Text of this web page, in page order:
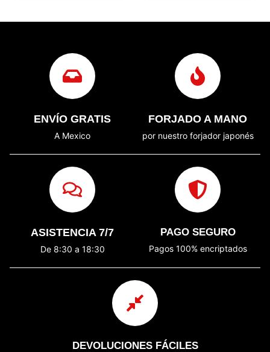
ENVÍO GRATIS
A Mexico
FORJADO A MANO
por nuestro forjador japonés
ASISTENCIA 7/7
De 8:30 a 18:30
PAGO SEGURO
Pagos 100% encriptados
DEVOLUCIONES FÁCILES